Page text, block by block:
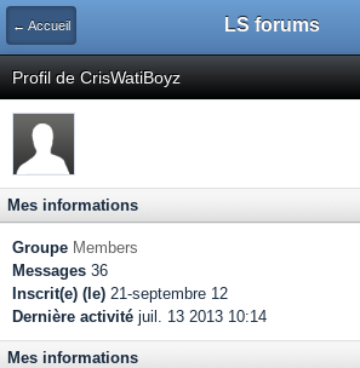
← Accueil LS forums
Profil de CrisWatiBoyz
Mes informations
Groupe Members
Messages 36
Inscrit(e) (le) 21-septembre 12
Dernière activité juil. 13 2013 10:14
Mes informations